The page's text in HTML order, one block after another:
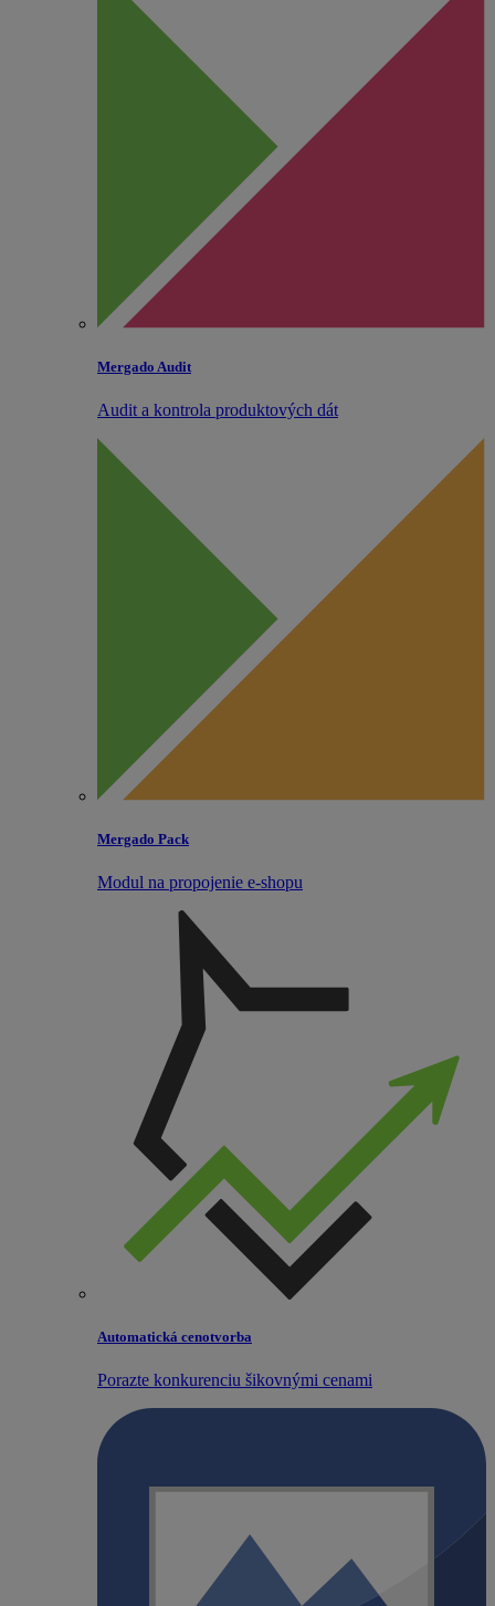
Mergado Audit
Audit a kontrola produktových dát
Mergado Pack
Modul na propojenie e‑shopu
Automatická cenotvorba
Porazte konkurenciu šikovnými cenami